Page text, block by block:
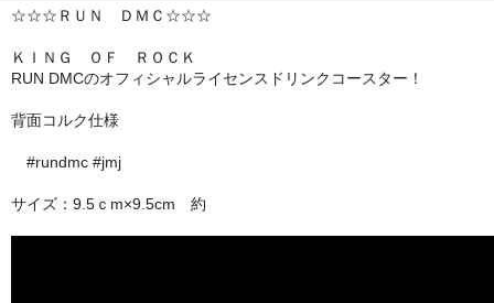
☆☆☆ＲＵＮ ＤＭＣ☆☆☆
ＫＩＮＧ ＯＦ ＲＯＣＫ
RUN DMCのオフィシャルライセンスドリンクコースター！
背面コルク仕様
#rundmc #jmj
サイズ：9.5ｃm×9.5cm 約